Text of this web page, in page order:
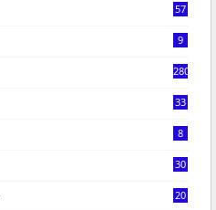
57
9
280
33
8
30
20